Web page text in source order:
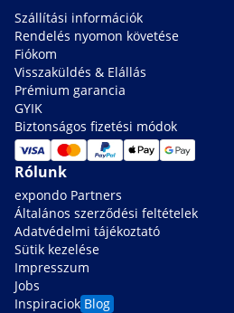
Szállítási információk
Rendelés nyomon követése
Fiókom
Visszaküldés & Elállás
Prémium garancia
GYIK
Biztonságos fizetési módok
Rólunk
expondo Partners
Általános szerződési feltételek
Adatvédelmi tájékoztató
Sütik kezelése
Impresszum
Jobs
Inspiraciok Blog